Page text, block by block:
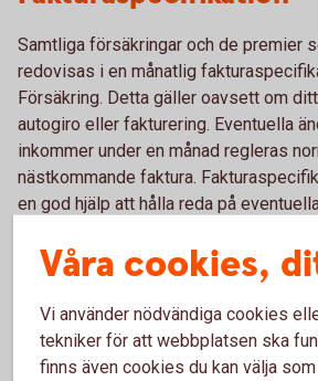
Samtliga försäkringar och de premier
redovisas i en månatlig
Försäkring. Detta gäller oavsett om
autogiro eller fakturering. Eventuella
inkommer under en månad regleras
nästkommande faktura.
en god hjälp att hålla reda på
ekonomisk översikt/elektroniska
internetbanken företag.
Ändring
Våra cookies,
Vi använder nödvändiga cookies
tekniker för att webbplatsen ska
finns även cookies du kan välja